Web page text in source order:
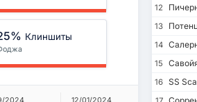
Клиншиты
12
13
14
15
16 SS